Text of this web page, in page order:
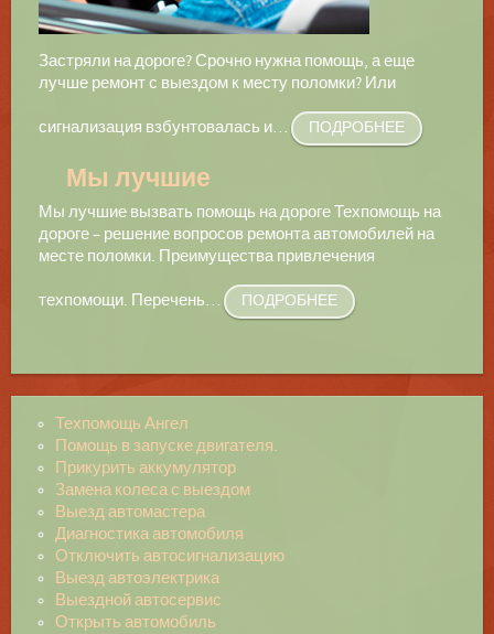
Застряли на дороге? Срочно нужна помощь, а еще
лучше ремонт с выездом к месту поломки? Или
сигнализация взбунтовалась и… ПОДРОБНЕЕ
Мы лучшие
Мы лучшие вызвать помощь на дороге Техпомощь на
дороге – решение вопросов ремонта автомобилей на
месте поломки. Преимущества привлечения
техпомощи. Перечень… ПОДРОБНЕЕ
Техпомощь Ангел
Помощь в запуске двигателя.
Прикурить аккумулятор
Замена колеса с выездом
Выезд автомастера
Диагностика автомобиля
Отключить автосигнализацию
Выезд автоэлектрика
Выездной автосервис
Открыть автомобиль